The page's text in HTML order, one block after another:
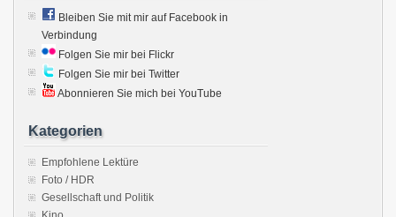
Bleiben Sie mit mir auf Facebook in
Verbindung
Folgen Sie mir bei Flickr
Folgen Sie mir bei Twitter
Abonnieren Sie mich bei YouTube
Kategorien
Empfohlene Lektüre
Foto / HDR
Gesellschaft und Politik